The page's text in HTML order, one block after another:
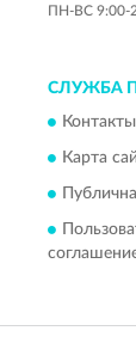
ПН-ВС 9:00-
СЛУЖБА
Контакты
Карта